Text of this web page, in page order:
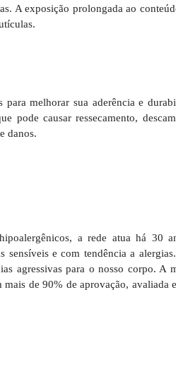
A exposição prolongada ao
melhorar sua aderência e
pode causar ressecamento,
danos.
a rede atua há 30
sensíveis e com tendência a
agressivas para o nosso corpo. A
de 90% de aprovação, avaliada